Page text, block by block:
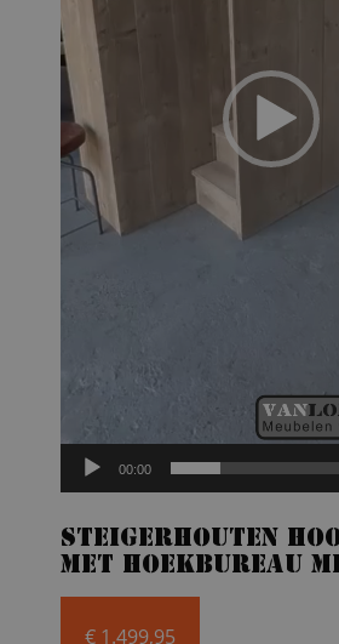
00:00
Steigerhouten
met hoekbureau
€ 1.499,95